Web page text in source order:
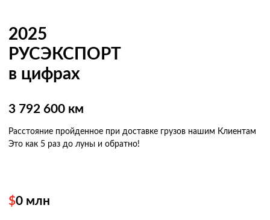
2025
РУСЭКСПОРТ
в цифрах
3 792 600 км
Расстояние пройденное при доставке грузов нашим Клиентам
Это как 5 раз до луны и обратно!
$0 млн